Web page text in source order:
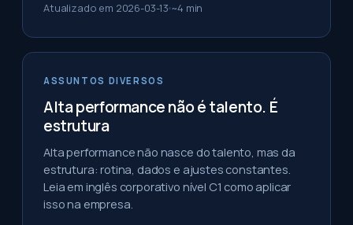
Atualizado em 2026-03-13 ~4 min
ASSUNTOS DIVERSOS
Alta performance não é talento. É
estrutura
Alta performance não nasce do talento, mas da
estrutura: rotina, dados e ajustes constantes.
Leia em inglês corporativo nível C1 como aplicar
isso na empresa.